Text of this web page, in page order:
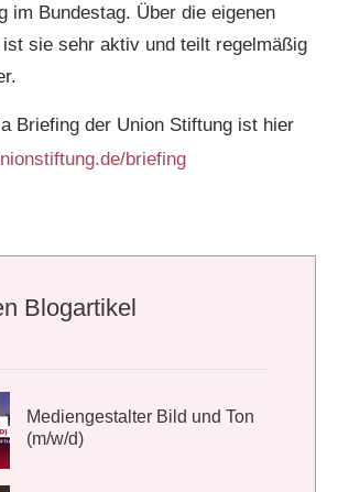
im Bundestag. Über die eigenen
sie sehr aktiv und teilt regelmäßig
Briefing der Union Stiftung ist hier
briefing
Blogartikel
Mediengestalter Bild und Ton
(m/w/d)